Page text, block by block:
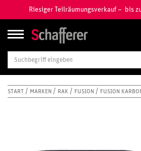
Riesiger Teilräumungsverkauf – bis
START MARKEN RAK FUSION FUSION